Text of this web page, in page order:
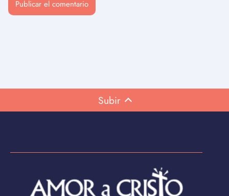
Subir